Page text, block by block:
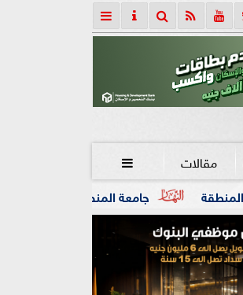
مقالات 
المنصورة تنفي ما تردد عن وفاة العالم الجليل